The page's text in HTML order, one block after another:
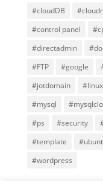
#cloudDB
#control panel
#directadmin
#FTP
#google
#jotdomain
#linux
#mysql
#ps
#security
#template
#wordpress